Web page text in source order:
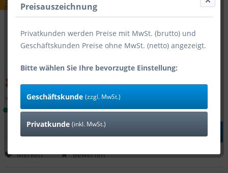
83,30 € * 119,00 € * (30% gespart)
inkl. MwSt.zzgl. Versandkosten
Lieferzeit 1-4 Tage (Bestand: 3)
Merken Bewerten
Preisauszeichnung
Privatkunden werden Preise mit MwSt. (brutto) und
Geschäftskunden Preise ohne MwSt. (netto) angezeigt.
Bitte wählen Sie Ihre bevorzugte Einstellung:
Geschäftskunde (zzgl. MwSt.)
Privatkunde (inkl. MwSt.)